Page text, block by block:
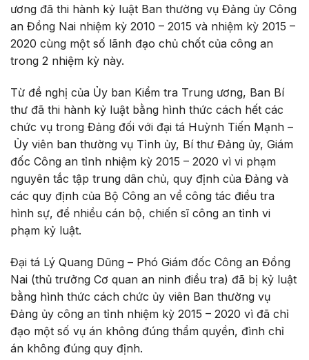
ương đã thi hành kỷ luật Ban thường vụ Đảng ủy Công
an Đồng Nai nhiệm kỳ 2010 – 2015 và nhiệm kỳ 2015 –
2020 cùng một số lãnh đạo chủ chốt của công an
trong 2 nhiệm kỳ này.
Từ đề nghị của Ủy ban Kiểm tra Trung ương, Ban Bí
thư đã thi hành kỷ luật bằng hình thức cách hết các
chức vụ trong Đảng đối với đại tá Huỳnh Tiến Mạnh –
Ủy viên ban thường vụ Tỉnh ủy, Bí thư Đảng ủy, Giám
đốc Công an tỉnh nhiệm kỳ 2015 – 2020 vì vi phạm
nguyên tắc tập trung dân chủ, quy định của Đảng và
các quy định của Bộ Công an về công tác điều tra
hình sự, để nhiều cán bộ, chiến sĩ công an tỉnh vi
phạm kỷ luật.
Đại tá Lý Quang Dũng – Phó Giám đốc Công an Đồng
Nai (thủ trưởng Cơ quan an ninh điều tra) đã bị kỷ luật
bằng hình thức cách chức ủy viên Ban thường vụ
Đảng ủy công an tỉnh nhiệm kỳ 2015 – 2020 vì đã chỉ
đạo một số vụ án không đúng thẩm quyền, đình chỉ
án không đúng quy định.